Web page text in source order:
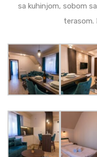
sa kuhinjom, sobom
terasom.